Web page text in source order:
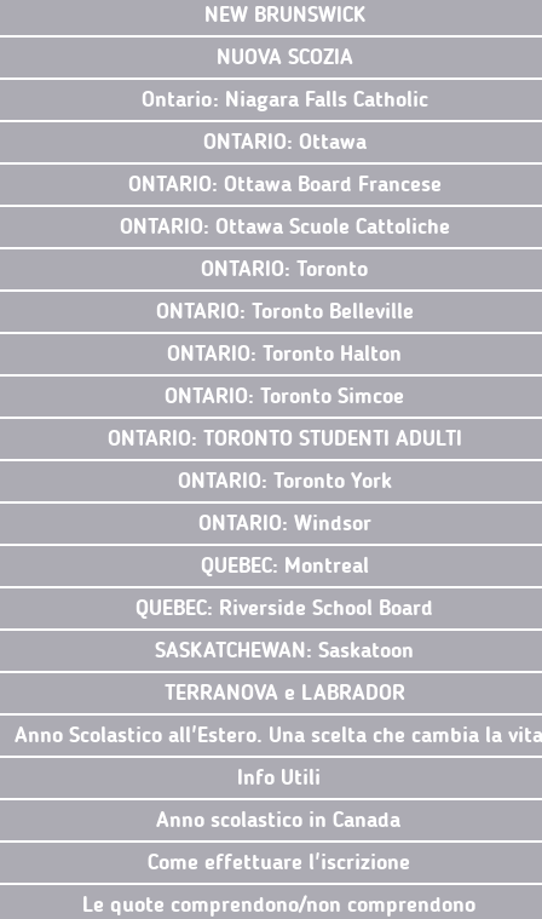
NEW BRUNSWICK
NUOVA SCOZIA
Ontario: Niagara Falls Catholic
ONTARIO: Ottawa
ONTARIO: Ottawa Board Francese
ONTARIO: Ottawa Scuole Cattoliche
ONTARIO: Toronto
ONTARIO: Toronto Belleville
ONTARIO: Toronto Halton
ONTARIO: Toronto Simcoe
ONTARIO: TORONTO STUDENTI ADULTI
ONTARIO: Toronto York
ONTARIO: Windsor
QUEBEC: Montreal
QUEBEC: Riverside School Board
SASKATCHEWAN: Saskatoon
TERRANOVA e LABRADOR
Anno Scolastico all'Estero. Una scelta che cambia la vita
Info Utili
Anno scolastico in Canada
Come effettuare l'iscrizione
Le quote comprendono/non comprendono